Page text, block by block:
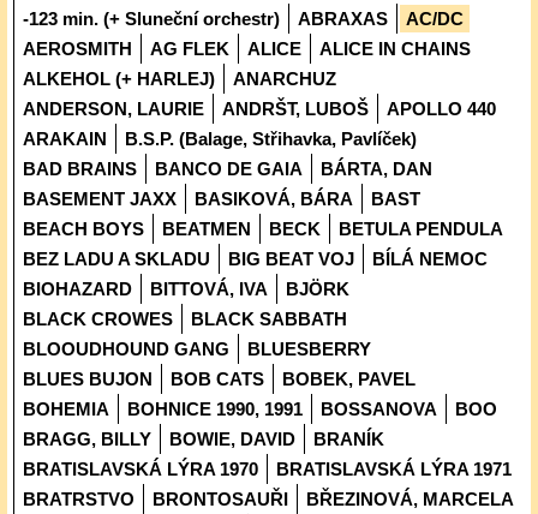
-123 min. (+ Sluneční orchestr)
ABRAXAS
AC/DC
AEROSMITH
AG FLEK ALICE
ALICE IN CHAINS
ALKEHOL (+ HARLEJ)
ANARCHUZ
ANDERSON, LAURIE
ANDRŠT, LUBOŠ
APOLLO 440
ARAKAIN
B.S.P. (Balage, Střihavka, Pavlíček)
BAD BRAINS
BANCO DE GAIA
BÁRTA, DAN
BASEMENT JAXX
BASIKOVÁ, BÁRA
BAST
BEACH BOYS
BEATMEN BECK
BETULA PENDULA
BEZ LADU A SKLADU
BIG BEAT VOJ
BÍLÁ NEMOC
BIOHAZARD
BITTOVÁ, IVA
BJÖRK
BLACK CROWES
BLACK SABBATH
BLOOUDHOUND GANG
BLUESBERRY
BLUES BUJON
BOB CATS
BOBEK, PAVEL
BOHEMIA
BOHNICE 1990, 1991 BOSSANOVA
BOO
BRAGG, BILLY
BOWIE, DAVID
BRANÍK
BRATISLAVSKÁ LÝRA 1970
BRATISLAVSKÁ LÝRA 1971
BRATRSTVO
BRONTOSAUŘI
BŘEZINOVÁ, MARCELA